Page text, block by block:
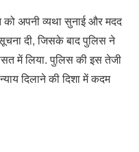
को अपनी व्यथा सुनाई और मदद
दी, जिसके बाद पुलिस ने
में लिया. पुलिस की इस तेजी
दिलाने की दिशा में कदम